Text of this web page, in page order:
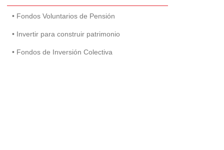
• Fondos Voluntarios de Pensión
• Invertir para construir patrimonio
• Fondos de Inversión Colectiva